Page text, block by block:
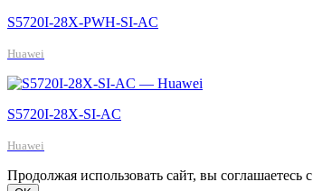
S5720I-28X-PWH-SI-AC
Huawei
S5720I-28X-SI-AC
Huawei
Продолжая использовать сайт, вы соглашаетесь с